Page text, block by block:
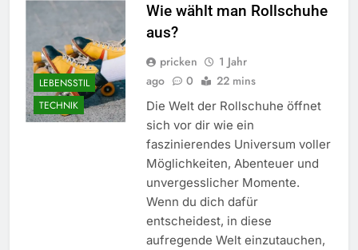
LEBENSSTIL
TECHNIK
Wie wählt man Rollschuhe
aus?
pricken
1 Jahr
ago
0 22 mins
Die Welt der Rollschuhe öffnet
sich vor dir wie ein
faszinierendes Universum voller
Möglichkeiten, Abenteuer und
unvergesslicher Momente.
Wenn du dich dafür
entscheidest, in diese
aufregende Welt einzutauchen,